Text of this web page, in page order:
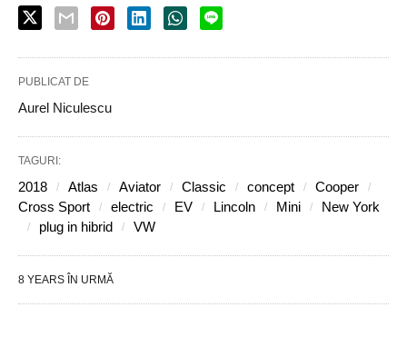
PUBLICAT DE
Aurel Niculescu
TAGURI:
2018 Atlas Aviator Classic concept
Cooper
Cross Sport
electric EV Lincoln Mini
New York
plug in hibrid
VW
8 YEARS ÎN URMĂ